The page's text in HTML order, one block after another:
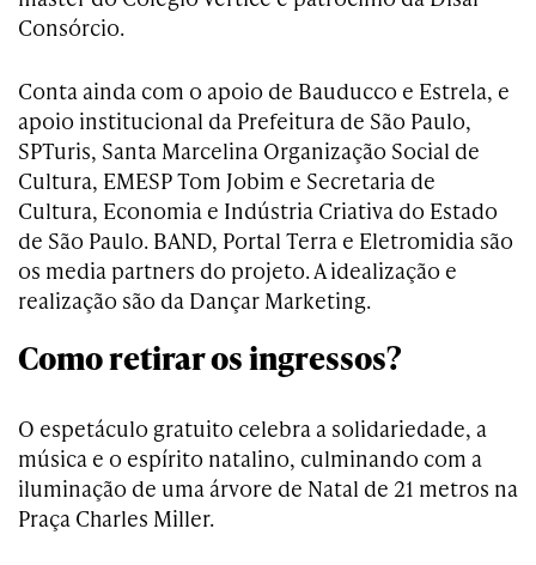
Consórcio.
Conta ainda com o apoio de Bauducco e Estrela, e
apoio institucional da Prefeitura de São Paulo,
SPTuris, Santa Marcelina Organização Social de
Cultura, EMESP Tom Jobim e Secretaria de
Cultura, Economia e Indústria Criativa do Estado
de São Paulo. BAND, Portal Terra e Eletromidia são
os media partners do projeto. A idealização e
realização são da Dançar Marketing.
Como retirar os ingressos?
O espetáculo gratuito celebra a solidariedade, a
música e o espírito natalino, culminando com a
iluminação de uma árvore de Natal de 21 metros na
Praça Charles Miller.